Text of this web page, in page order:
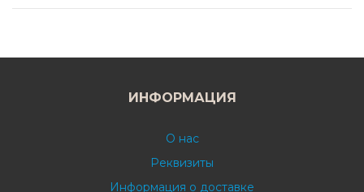
ИНФОРМАЦИЯ
О нас
Реквизиты
Информация о доставке